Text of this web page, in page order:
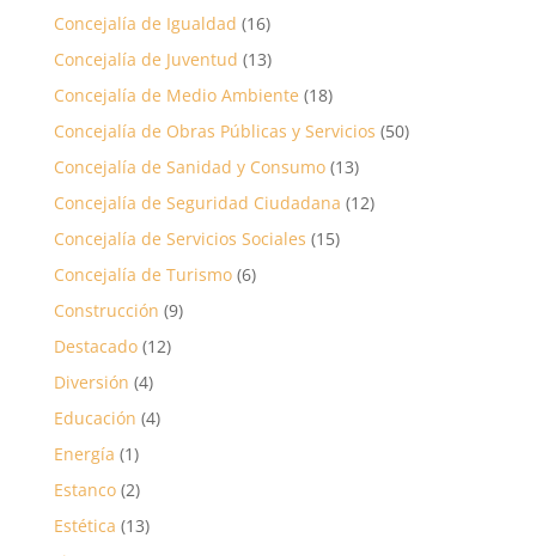
Concejalía de Igualdad (16)
Concejalía de Juventud (13)
Concejalía de Medio Ambiente (18)
Concejalía de Obras Públicas y Servicios (50)
Concejalía de Sanidad y Consumo(13)
Concejalía de Seguridad Ciudadana (12)
Concejalía de Servicios Sociales (15)
Concejalía de Turismo(6)
Construcción (9)
Destacado(12)
Diversión (4)
Educación (4)
Energía (1)
Estanco(2)
Estética (13)